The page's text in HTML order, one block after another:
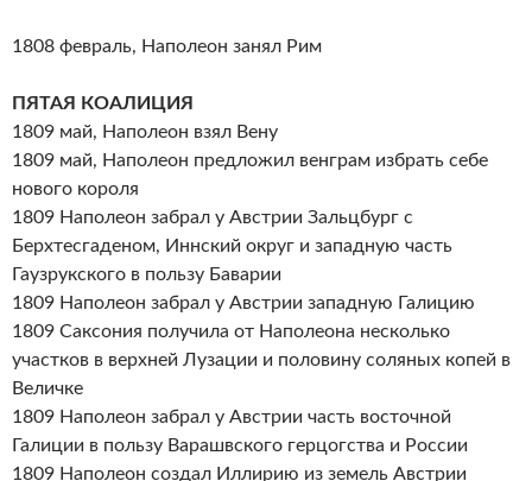
1808 февраль, Наполеон занял Рим
ПЯТАЯ КОАЛИЦИЯ
1809 май, Наполеон взял Вену
1809 май, Наполеон предложил венграм избрать себе
нового короля
1809 Наполеон забрал у Австрии Зальцбург с
Берхтесгаденом, Иннский округ и западную часть
Гаузрукского в пользу Баварии
1809 Наполеон забрал у Австрии западную Галицию
1809 Саксония получила от Наполеона несколько
участков в верхней Лузации и половину соляных копей в
Величке
1809 Наполеон забрал у Австрии часть восточной
Галиции в пользу Варашвского герцогства и России
1809 Наполеон создал Иллирию из земель Австрии